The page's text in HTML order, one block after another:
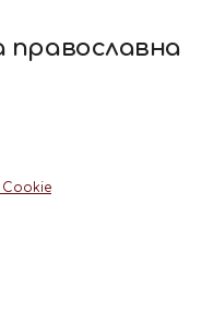
православна
Cookie